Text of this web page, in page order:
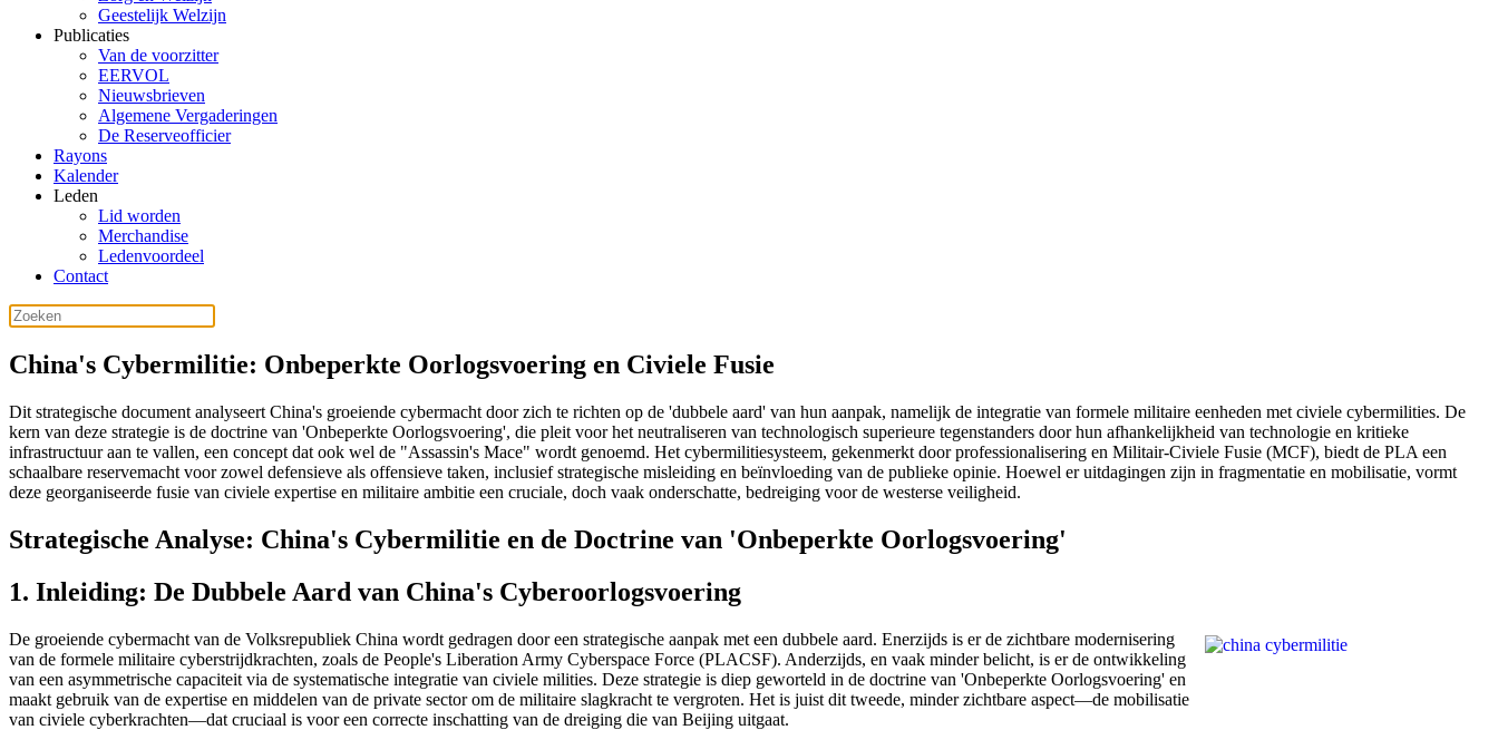
Geestelijk Welzijn
Publicaties
Van de voorzitter
EERVOL
Nieuwsbrieven
Algemene Vergaderingen
De Reserveofficier
Rayons
Kalender
Leden
Lid worden
Merchandise
Ledenvoordeel
Contact
China's Cybermilitie: Onbeperkte Oorlogsvoering en Civiele Fusie
Dit strategische document analyseert China's groeiende cybermacht door zich te richten op de 'dubbele aard' van hun aanpak, namelijk de integratie van formele militaire eenheden met civiele cybermilities. De
kern van deze strategie is de doctrine van 'Onbeperkte Oorlogsvoering', die pleit voor het neutraliseren van technologisch superieure tegenstanders door hun afhankelijkheid van technologie en kritieke
infrastructuur aan te vallen, een concept dat ook wel de "Assassin's Mace" wordt genoemd. Het cybermilitiesysteem, gekenmerkt door professionalisering en Militair-Civiele Fusie (MCF), biedt de PLA een
schaalbare reservemacht voor zowel defensieve als offensieve taken, inclusief strategische misleiding en beïnvloeding van de publieke opinie. Hoewel er uitdagingen zijn in fragmentatie en mobilisatie, vormt
deze georganiseerde fusie van civiele expertise en militaire ambitie een cruciale, doch vaak onderschatte, bedreiging voor de westerse veiligheid.
Strategische Analyse: China's Cybermilitie en de Doctrine van 'Onbeperkte Oorlogsvoering'
1. Inleiding: De Dubbele Aard van China's Cyberoorlogsvoering
De groeiende cybermacht van de Volksrepubliek China wordt gedragen door een strategische aanpak met een dubbele aard. Enerzijds is er de zichtbare modernisering
van de formele militaire cyberstrijdkrachten, zoals de People's Liberation Army Cyberspace Force (PLACSF). Anderzijds, en vaak minder belicht, is er de ontwikkeling
van een asymmetrische capaciteit via de systematische integratie van civiele milities. Deze strategie is diep geworteld in de doctrine van 'Onbeperkte Oorlogsvoering' en
maakt gebruik van de expertise en middelen van de private sector om de militaire slagkracht te vergroten. Het is juist dit tweede, minder zichtbare aspect—de mobilisatie
van civiele cyberkrachten—dat cruciaal is voor een correcte inschatting van de dreiging die van Beijing uitgaat.